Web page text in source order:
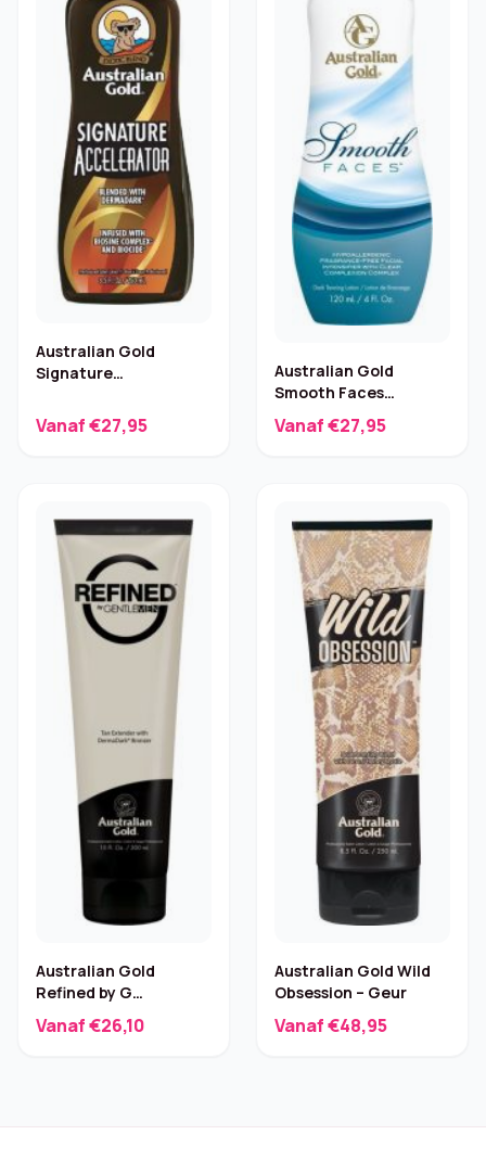
Australian Gold
Signature
ml
Vanaf €27,95
Australian Gold
Smooth Faces
Zonnebankcrème 120
ml
Vanaf €27,95
Australian Gold
Refined by G
Gentlemen Tan
Extender – 300 ml
Vanaf €26,10
Australian Gold Wild
Obsession – Geur
Vanaf €48,95